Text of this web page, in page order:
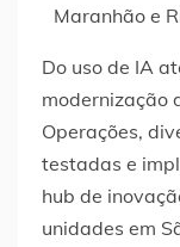
Maranhão e
Do uso de IA
modernização
Operações,
testadas e
hub de
unidades em